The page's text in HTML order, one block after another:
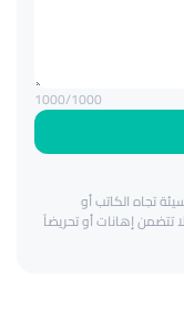
1000/1000
تجاه الكاتب أو
تتضمن إهانات أو تحريضاً